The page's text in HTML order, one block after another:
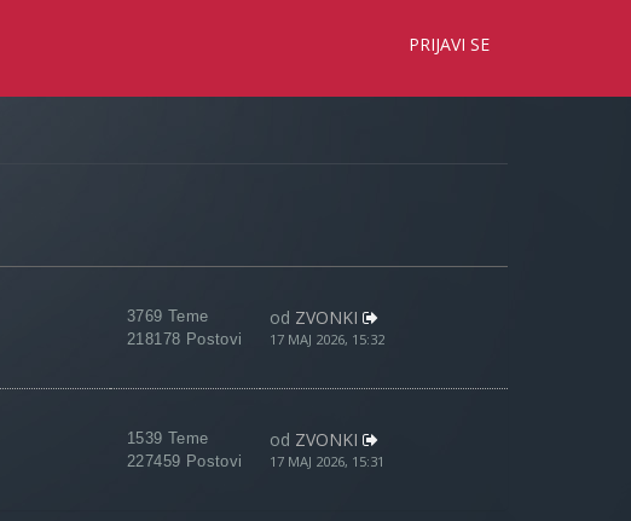
PRIJAVI SE
3769 Teme
218178 Postovi
od ZVONKI
17 MAJ 2026, 15:32
1539 Teme
227459 Postovi
od ZVONKI
17 MAJ 2026, 15:31